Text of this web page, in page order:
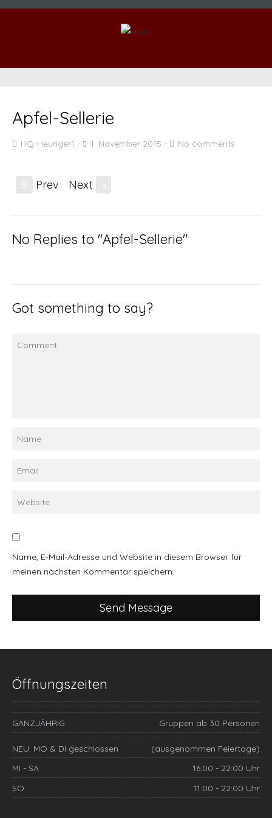
Apfel-Sellerie
HQ-Heuriger1 1. November 2015 No comments
Prev Next
No Replies to "Apfel-Sellerie"
Got something to say?
Name, E-Mail-Adresse und Website in diesem Browser für
meinen nächsten Kommentar speichern.
Öffnungszeiten
GANZJÄHRIG Gruppen ab 30 Personen
NEU: MO & DI geschlossen
(ausgenommen Feiertage)
MI - SA
16:00 - 22:00 Uhr
SO
11:00 - 22:00 Uhr